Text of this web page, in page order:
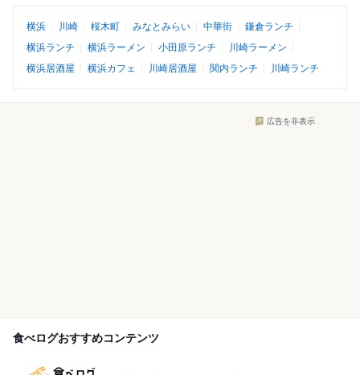
横浜 川崎 桜木町 みなとみらい 中華街
鎌倉ランチ
横浜ランチ
横浜ラーメン 小田原ランチ
川崎ラーメン
横浜居酒屋
横浜カフェ 川崎居酒屋 関内ランチ 川崎ランチ
広告を非表示
食べログおすすめコンテンツ